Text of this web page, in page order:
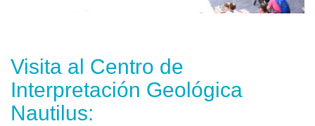
Visita al Centro de
Interpretación Geológica
Nautilus: